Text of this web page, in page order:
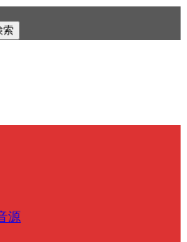
源